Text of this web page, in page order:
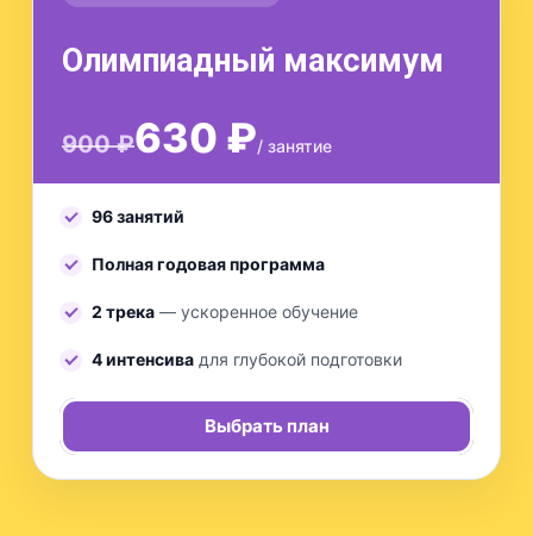
Олимпиадный максимум
900 ₽630 ₽/ занятие
96 занятий
Полная годовая программа
2 трека — ускоренное обучение
4 интенсива для глубокой подготовки
Выбрать план